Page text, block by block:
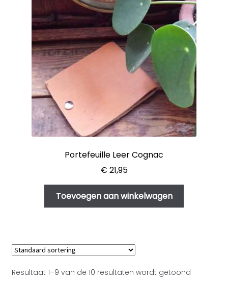
Portefeuille Leer Cognac
€ 21,95
Toevoegen aan winkelwagen
Resultaat 1–9 van de 10 resultaten wordt getoond